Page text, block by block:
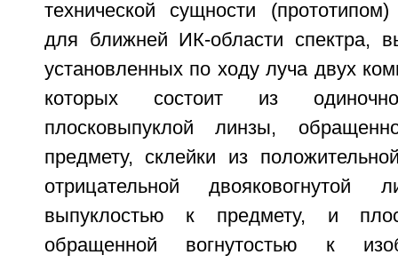
технической сущности
для ближней ИК-области спектра,
установленных по ходу луча двух
которых состоит из
плосковыпуклой линзы,
предмету, склейки из
отрицательной двояковогнутой
выпуклостью к предмету, и
обращенной вогнутостью к